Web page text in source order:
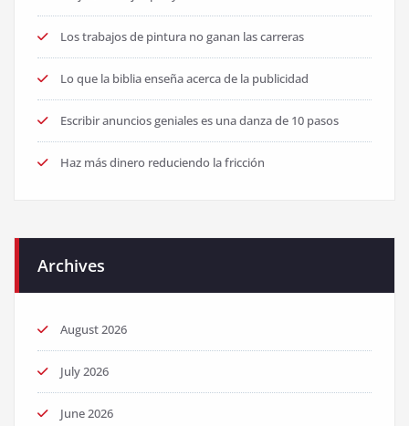
Los trabajos de pintura no ganan las carreras
Lo que la biblia enseña acerca de la publicidad
Escribir anuncios geniales es una danza de 10 pasos
Haz más dinero reduciendo la fricción
Archives
August 2026
July 2026
June 2026